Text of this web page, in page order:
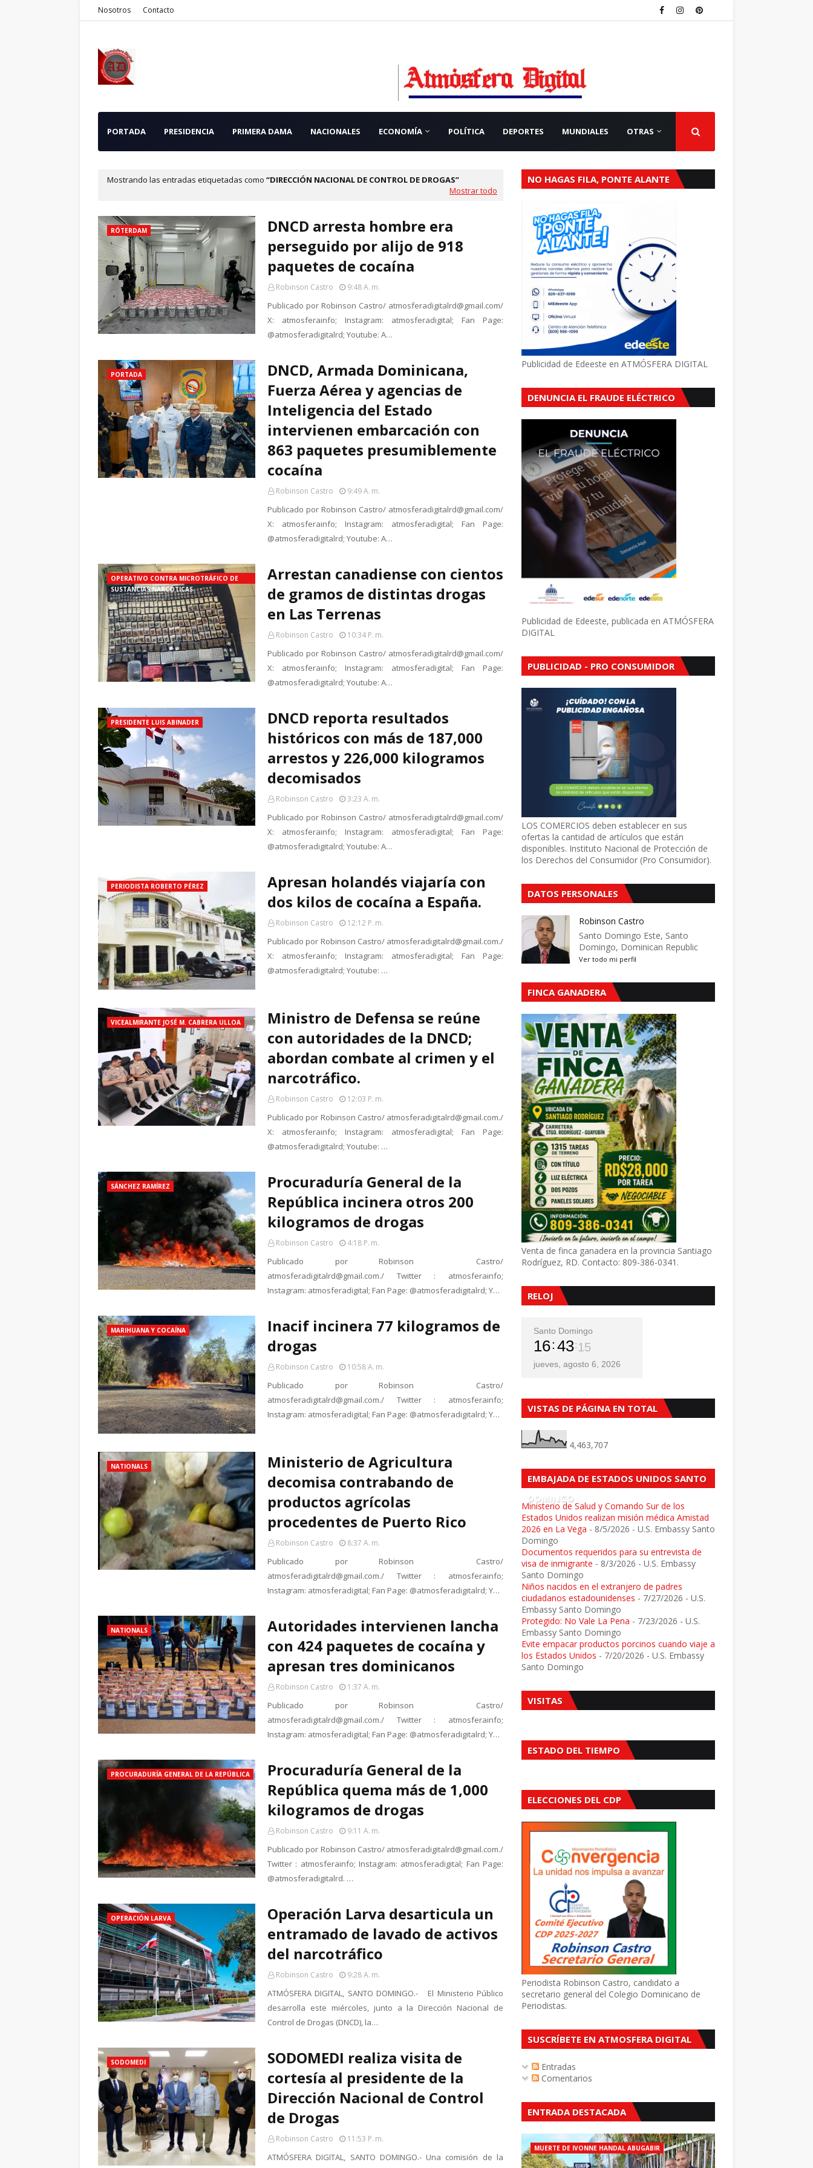
Nosotros Contacto
PORTADA PRESIDENCIA PRIMERA DAMA NACIONALES ECONOMÍA POLÍTICA DEPORTES MUNDIALES OTRAS
Mostrando las entradas etiquetadas como
DIRECCIÓN NACIONAL DE CONTROL DE DROGAS
Mostrar todo
RÓTERDAM
DNCD arresta hombre era
perseguido por alijo de 918
paquetes de cocaína
Robinson Castro 9:48 A. M.
Publicado por Robinson Castro/ atmosferadigitalrd@gmail.com/
X: atmosferainfo; Instagram: atmosferadigital; Fan Page:
@atmosferadigitalrd; Youtube: A…
PORTADA
DNCD, Armada Dominicana,
Fuerza Aérea y agencias de
Inteligencia del Estado
intervienen embarcación con
863 paquetes presumiblemente
cocaína
Robinson Castro 9:49 A. M.
Publicado por Robinson Castro/ atmosferadigitalrd@gmail.com/
X: atmosferainfo; Instagram: atmosferadigital; Fan Page:
@atmosferadigitalrd; Youtube: A…
OPERATIVO CONTRA MICROTRÁFICO DE
SUSTANCIAS NARCÓTICAS
Arrestan canadiense con cientos
de gramos de distintas drogas
en Las Terrenas
Robinson Castro 10:34 P. M.
Publicado por Robinson Castro/ atmosferadigitalrd@gmail.com/
X: atmosferainfo; Instagram: atmosferadigital; Fan Page:
@atmosferadigitalrd; Youtube: A…
PRESIDENTE LUIS ABINADER
DNCD reporta resultados
históricos con más de 187,000
arrestos y 226,000 kilogramos
decomisados
Robinson Castro 3:23 A. M.
Publicado por Robinson Castro/ atmosferadigitalrd@gmail.com/
X: atmosferainfo; Instagram: atmosferadigital; Fan Page:
@atmosferadigitalrd; Youtube: A…
PERIODISTA ROBERTO PÉREZ
Apresan holandés viajaría con
dos kilos de cocaína a España.
Robinson Castro 12:12 P. M.
Publicado por Robinson Castro/ atmosferadigitalrd@gmail.com./
X: atmosferainfo; Instagram: atmosferadigital; Fan Page:
@atmosferadigitalrd; Youtube: …
VICEALMIRANTE JOSÉ M. CABRERA ULLOA
Ministro de Defensa se reúne
con autoridades de la DNCD;
abordan combate al crimen y el
narcotráfico.
Robinson Castro 12:03 P. M.
Publicado por Robinson Castro/ atmosferadigitalrd@gmail.com./
X: atmosferainfo; Instagram: atmosferadigital; Fan Page:
@atmosferadigitalrd; Youtube: …
SÁNCHEZ RAMÍREZ
Procuraduría General de la
República incinera otros 200
kilogramos de drogas
Robinson Castro 4:18 P. M.
Publicado por Robinson Castro/
atmosferadigitalrd@gmail.com./ Twitter : atmosferainfo;
Instagram: atmosferadigital; Fan Page: @atmosferadigitalrd; Y…
MARIHUANA Y COCAÍNA
Inacif incinera 77 kilogramos de
drogas
Robinson Castro 10:58 A. M.
Publicado por Robinson Castro/
atmosferadigitalrd@gmail.com./ Twitter : atmosferainfo;
Instagram: atmosferadigital; Fan Page: @atmosferadigitalrd; Y…
NATIONALS
Ministerio de Agricultura
decomisa contrabando de
productos agrícolas
procedentes de Puerto Rico
Robinson Castro 8:37 A. M.
Publicado por Robinson Castro/
atmosferadigitalrd@gmail.com./ Twitter : atmosferainfo;
Instagram: atmosferadigital; Fan Page: @atmosferadigitalrd; Y…
NATIONALS
Autoridades intervienen lancha
con 424 paquetes de cocaína y
apresan tres dominicanos
Robinson Castro 1:37 A. M.
Publicado por Robinson Castro/
atmosferadigitalrd@gmail.com./ Twitter : atmosferainfo;
Instagram: atmosferadigital; Fan Page: @atmosferadigitalrd; Y…
PROCURADURÍA GENERAL DE LA REPÚBLICA
Procuraduría General de la
República quema más de 1,000
kilogramos de drogas
Robinson Castro 9:11 A. M.
Publicado por Robinson Castro/ atmosferadigitalrd@gmail.com./
Twitter : atmosferainfo; Instagram: atmosferadigital; Fan Page:
@atmosferadigitalrd. …
OPERACIÓN LARVA
Operación Larva desarticula un
entramado de lavado de activos
del narcotráfico
Robinson Castro 9:28 A. M.
ATMÓSFERA DIGITAL, SANTO DOMINGO.- El Ministerio Público
desarrolla este miércoles, junto a la Dirección Nacional de
Control de Drogas (DNCD), la…
SODOMEDI
SODOMEDI realiza visita de
cortesía al presidente de la
Dirección Nacional de Control
de Drogas
Robinson Castro 11:53 P. M.
ATMÓSFERA DIGITAL, SANTO DOMINGO.- Una comisión de la
NO HAGAS FILA, PONTE ALANTE
Publicidad de Edeeste en ATMÓSFERA DIGITAL
DENUNCIA EL FRAUDE ELÉCTRICO
Publicidad de Edeeste, publicada en ATMÓSFERA
DIGITAL
PUBLICIDAD - PRO CONSUMIDOR
LOS COMERCIOS deben establecer en sus
ofertas la cantidad de artículos que están
disponibles. Instituto Nacional de Protección de
los Derechos del Consumidor (Pro Consumidor).
DATOS PERSONALES
Robinson Castro
Santo Domingo Este, Santo
Domingo, Dominican Republic
Ver todo mi perfil
FINCA GANADERA
Venta de finca ganadera en la provincia Santiago
Rodríguez, RD. Contacto: 809-386-0341.
RELOJ
Santo Domingo
16 43 17
jueves, agosto 6, 2026
VISTAS DE PÁGINA EN TOTAL
4,463,707
EMBAJADA DE ESTADOS UNIDOS SANTO
DOMINGO
Ministerio de Salud y Comando Sur de los
Estados Unidos realizan misión médica Amistad
2026 en La Vega - 8/5/2026 - U.S. Embassy Santo
Domingo
Documentos requeridos para su entrevista de
visa de inmigrante - 8/3/2026 - U.S. Embassy
Santo Domingo
Niños nacidos en el extranjero de padres
ciudadanos estadounidenses - 7/27/2026 - U.S.
Embassy Santo Domingo
Protegido: No Vale La Pena - 7/23/2026 - U.S.
Embassy Santo Domingo
Evite empacar productos porcinos cuando viaje a
los Estados Unidos - 7/20/2026 - U.S. Embassy
Santo Domingo
VISITAS
ESTADO DEL TIEMPO
ELECCIONES DEL CDP
Periodista Robinson Castro, candidato a
secretario general del Colegio Dominicano de
Periodistas.
SUSCRÍBETE EN ATMOSFERA DIGITAL
Entradas
Comentarios
ENTRADA DESTACADA
MUERTE DE IVONNE HANDAL ABUGABIR